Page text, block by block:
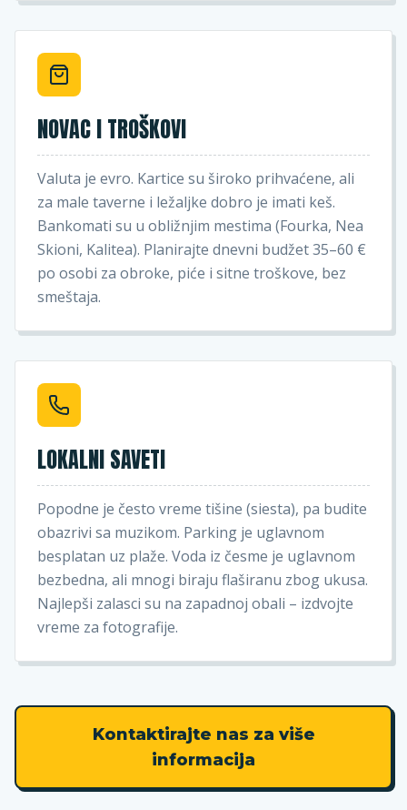
NOVAC I TROŠKOVI
Valuta je evro. Kartice su široko prihvaćene, ali
za male taverne i ležaljke dobro je imati keš.
Bankomati su u obližnjim mestima (Fourka, Nea
Skioni, Kalitea). Planirajte dnevni budžet 35–60 €
po osobi za obroke, piće i sitne troškove, bez
smeštaja.
LOKALNI SAVETI
Popodne je često vreme tišine (siesta), pa budite
obazrivi sa muzikom. Parking je uglavnom
besplatan uz plaže. Voda iz česme je uglavnom
bezbedna, ali mnogi biraju flaširanu zbog ukusa.
Najlepši zalasci su na zapadnoj obali – izdvojte
vreme za fotografije.
Kontaktirajte nas za više
informacija